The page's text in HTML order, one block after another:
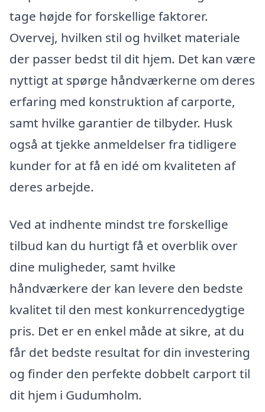
tage højde for forskellige faktorer.
Overvej, hvilken stil og hvilket materiale
der passer bedst til dit hjem. Det kan være
nyttigt at spørge håndværkerne om deres
erfaring med konstruktion af carporte,
samt hvilke garantier de tilbyder. Husk
også at tjekke anmeldelser fra tidligere
kunder for at få en idé om kvaliteten af
deres arbejde.
Ved at indhente mindst tre forskellige
tilbud kan du hurtigt få et overblik over
dine muligheder, samt hvilke
håndværkere der kan levere den bedste
kvalitet til den mest konkurrencedygtige
pris. Det er en enkel måde at sikre, at du
får det bedste resultat for din investering
og finder den perfekte dobbelt carport til
dit hjem i Gudumholm.